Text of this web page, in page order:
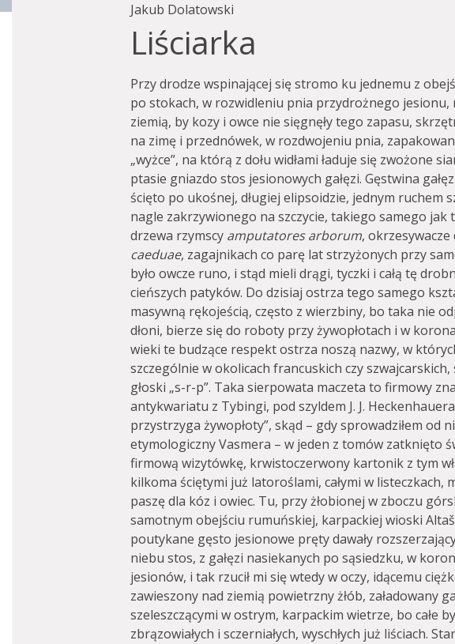
Jakub Dolatowski
Liściarka
Przy drodze wspinającej się stromo ku jednemu z
po stokach, w rozwidleniu pnia przydrożnego jesionu,
ziemią, by kozy i owce nie sięgnęły tego zapasu,
na zimę i przednówek, w rozdwojeniu pnia,
„wyżce”, na którą z dołu widłami ładuje się zwożone
ptasie gniazdo stos jesionowych gałęzi. Gęstwina
ścięto po ukośnej, długiej elipsoidzie, jednym ruchem
nagle zakrzywionego na szczycie, takiego samego jak
drzewa rzymscy amputatores arborum, okrzesywacze
caeduae, zagajnikach co parę lat strzyżonych przy
było owcze runo, i stąd mieli drągi, tyczki i całą tę
cieńszych patyków. Do dzisiaj ostrza tego samego
masywną rękojeścią, często z wierzbiny, bo taka nie
dłoni, bierze się do roboty przy żywopłotach i w
wieki te budzące respekt ostrza noszą nazwy, w
szczególnie w okolicach francuskich czy szwajcarskich,
głoski „s-r-p”. Taka sierpowata maczeta to firmowy
antykwariatu z Tybingi, pod szyldem J. J.
przystrzyga żywopłoty”, skąd – gdy sprowadziłem od
etymologiczny Vasmera – w jeden z tomów zatknięto
firmową wizytówkę, krwistoczerwony kartonik z tym
kilkoma ściętymi już latoroślami, całymi w listeczkach,
paszę dla kóz i owiec. Tu, przy żłobionej w zboczu
samotnym obejściu rumuńskiej, karpackiej wioski
poutykane gęsto jesionowe pręty dawały
niebu stos, z gałęzi nasiekanych po sąsiedzku, w
jesionów, i tak rzucił mi się wtedy w oczy, idącemu
zawieszony nad ziemią powietrzny żłób, załadowany
szeleszczącymi w ostrym, karpackim wietrze, bo całe
zbrązowiałych i sczerniałych, wyschłych już liściach.